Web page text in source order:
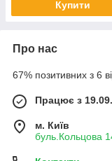
Купити
Про нас
67% позитивних з 6
Працює з
м. Київ
буль.Кольцова